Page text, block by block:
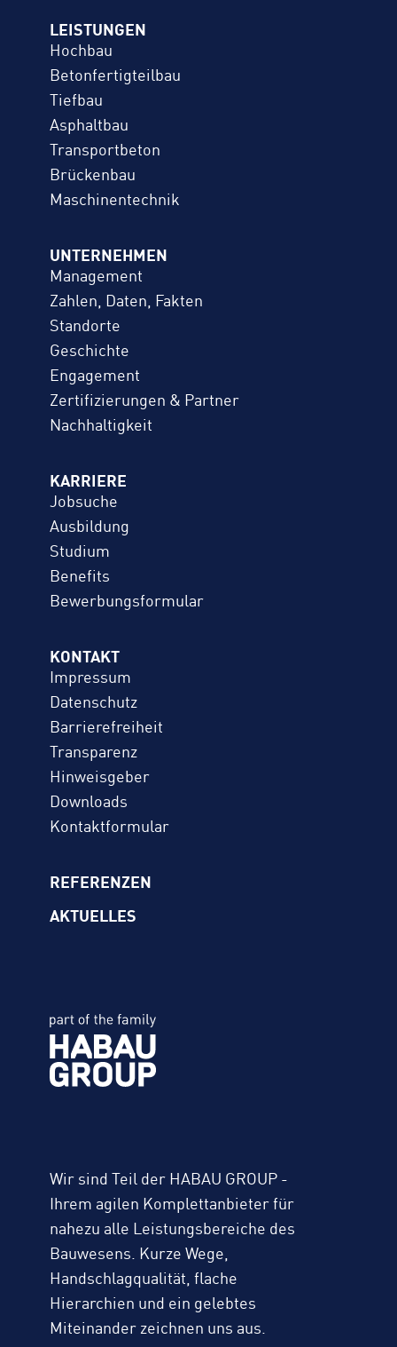
Wir sind Teil der HABAU GROUP -
Ihrem agilen Komplettanbieter für
nahezu alle Leistungsbereiche des
Bauwesens. Kurze Wege,
Handschlagqualität, flache
Hierarchien und ein gelebtes
Miteinander zeichnen uns aus.
LEISTUNGEN
Hochbau
Betonfertigteilbau
Tiefbau
Asphaltbau
Transportbeton
Brückenbau
Maschinentechnik
REFERENZEN
KARRIERE
Jobsuche
Ausbildung
Studium
Benefits
Bewerbungs­formular
AKTUELLES
UNTERNEHMEN
Management
Zahlen, Daten, Fakten
Standorte
Geschichte
Engagement
Zertifizierungen & Partner
Nachhaltigkeit
KONTAKT
Impressum
Datenschutz
Barrierefreiheit
Transparenz
Hinweisgeber
Downloads
Kontaktformular